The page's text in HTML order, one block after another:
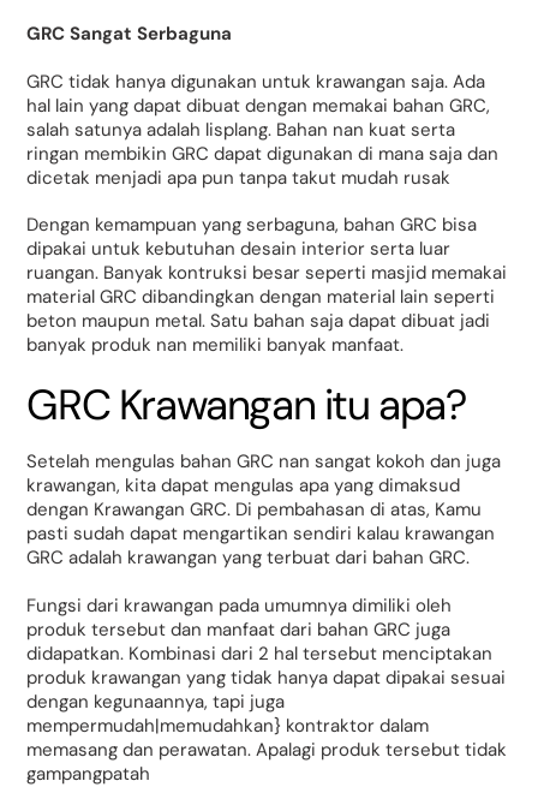
GRC Sangat Serbaguna
GRC tidak hanya digunakan untuk krawangan saja. Ada
hal lain yang dapat dibuat dengan memakai bahan GRC,
salah satunya adalah lisplang. Bahan nan kuat serta
ringan membikin GRC dapat digunakan di mana saja dan
dicetak menjadi apa pun tanpa takut mudah rusak
Dengan kemampuan yang serbaguna, bahan GRC bisa
dipakai untuk kebutuhan desain interior serta luar
ruangan. Banyak kontruksi besar seperti masjid memakai
material GRC dibandingkan dengan material lain seperti
beton maupun metal. Satu bahan saja dapat dibuat jadi
banyak produk nan memiliki banyak manfaat.
GRC Krawangan itu apa?
Setelah mengulas bahan GRC nan sangat kokoh dan juga
krawangan, kita dapat mengulas apa yang dimaksud
dengan Krawangan GRC. Di pembahasan di atas, Kamu
pasti sudah dapat mengartikan sendiri kalau krawangan
GRC adalah krawangan yang terbuat dari bahan GRC.
Fungsi dari krawangan pada umumnya dimiliki oleh
produk tersebut dan manfaat dari bahan GRC juga
didapatkan. Kombinasi dari 2 hal tersebut menciptakan
produk krawangan yang tidak hanya dapat dipakai sesuai
dengan kegunaannya, tapi juga
mempermudah|memudahkan} kontraktor dalam
memasang dan perawatan. Apalagi produk tersebut tidak
gampangpatah